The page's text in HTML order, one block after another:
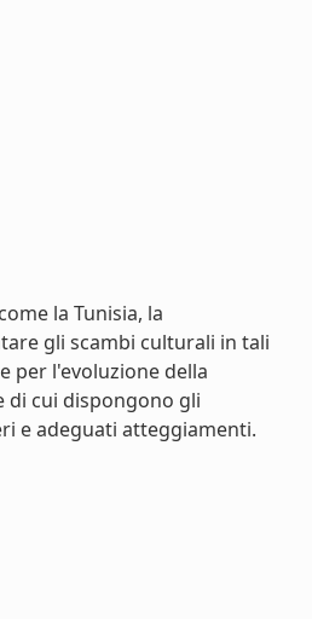
la Tunisia, la
gli scambi culturali in tali
per l'evoluzione della
di cui dispongono gli
e adeguati atteggiamenti.